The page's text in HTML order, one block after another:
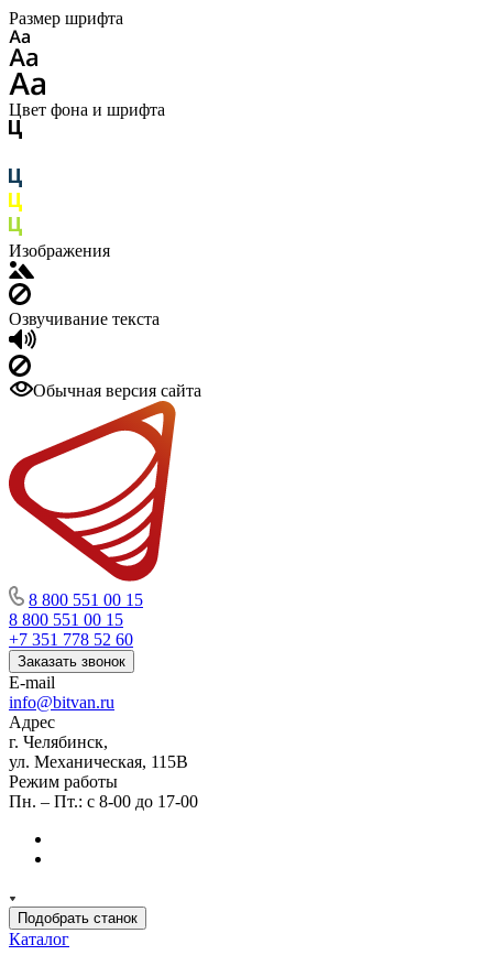
Размер шрифта
Цвет фона и шрифта
Изображения
Озвучивание текста
Обычная версия сайта
8 800 551 00 15
8 800 551 00 15
+7 351 778 52 60
Заказать звонок
E-mail
info@bitvan.ru
Адрес
г. Челябинск,
ул. Механическая, 115В
Режим работы
Пн. – Пт.: с 8-00 до 17-00
Подобрать станок
Каталог